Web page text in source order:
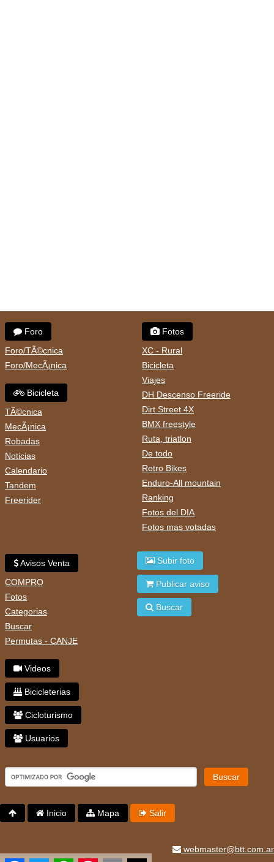
Foro
Foro/TÃ©cnica
Foro/MecÃ¡nica
Bicicleta
TÃ©cnica
MecÃ¡nica
Robadas
Noticias
Calendario
Tandem
Freerider
Fotos
XC - Rural
Bicicleta
Viajes
DH Descenso Freeride
Dirt Street 4X
BMX freestyle
Ruta, triatlon
De todo
Retro Bikes
Enduro-All mountain
Ranking
Fotos del DIA
Fotos mas votadas
Avisos Venta
COMPRO
Fotos
Categorias
Buscar
Permutas - CANJE
Videos
Bicicleterias
Cicloturismo
Usuarios
Subir foto
Publicar aviso
Buscar
Buscar
Inicio Mapa Salir
webmaster@btt.com.ar